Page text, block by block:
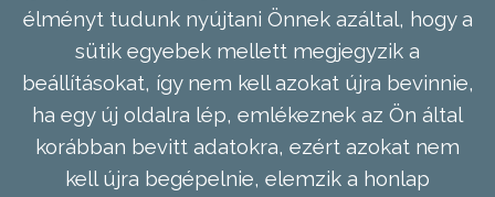
élményt tudunk nyújtani Önnek azáltal, hogy a
sütik egyebek mellett megjegyzik a
beállításokat, így nem kell azokat újra bevinnie,
ha egy új oldalra lép, emlékeznek az Ön által
korábban bevitt adatokra, ezért azokat nem
kell újra begépelnie, elemzik a honlap